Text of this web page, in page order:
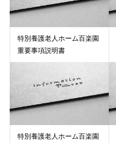
特別養護老人ホーム百楽園
重要事項説明書
特別養護老人ホーム百楽園